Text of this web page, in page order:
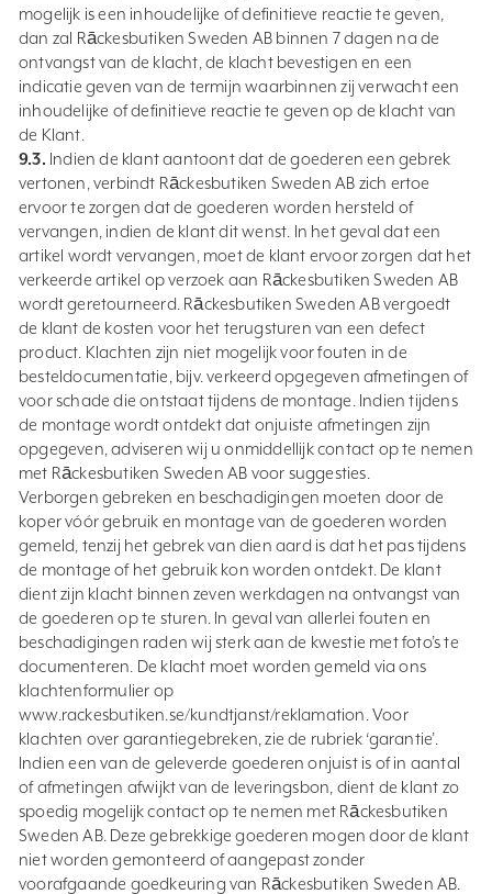
mogelijk is een inhoudelijke of definitieve reactie te geven,
dan zal Rāckesbutiken Sweden AB binnen 7 dagen na de
ontvangst van de klacht, de klacht bevestigen en een
indicatie geven van de termijn waarbinnen zij verwacht een
inhoudelijke of definitieve reactie te geven op de klacht van
de Klant.
9.3. Indien de klant aantoont dat de goederen een gebrek
vertonen, verbindt Rāckesbutiken Sweden AB zich ertoe
ervoor te zorgen dat de goederen worden hersteld of
vervangen, indien de klant dit wenst. In het geval dat een
artikel wordt vervangen, moet de klant ervoor zorgen dat het
verkeerde artikel op verzoek aan Rāckesbutiken Sweden AB
wordt geretourneerd. Rāckesbutiken Sweden AB vergoedt
de klant de kosten voor het terugsturen van een defect
product. Klachten zijn niet mogelijk voor fouten in de
besteldocumentatie, bijv. verkeerd opgegeven afmetingen of
voor schade die ontstaat tijdens de montage. Indien tijdens
de montage wordt ontdekt dat onjuiste afmetingen zijn
opgegeven, adviseren wij u onmiddellijk contact op te nemen
met Rāckesbutiken Sweden AB voor suggesties.
Verborgen gebreken en beschadigingen moeten door de
koper vóór gebruik en montage van de goederen worden
gemeld, tenzij het gebrek van dien aard is dat het pas tijdens
de montage of het gebruik kon worden ontdekt. De klant
dient zijn klacht binnen zeven werkdagen na ontvangst van
de goederen op te sturen. In geval van allerlei fouten en
beschadigingen raden wij sterk aan de kwestie met foto’s te
documenteren. De klacht moet worden gemeld via ons
klachtenformulier op
www.rackesbutiken.se/kundtjanst/reklamation. Voor
klachten over garantiegebreken, zie de rubriek ‘garantie’.
Indien een van de geleverde goederen onjuist is of in aantal
of afmetingen afwijkt van de leveringsbon, dient de klant zo
spoedig mogelijk contact op te nemen met Rāckesbutiken
Sweden AB. Deze gebrekkige goederen mogen door de klant
niet worden gemonteerd of aangepast zonder
voorafgaande goedkeuring van Rāckesbutiken Sweden AB.